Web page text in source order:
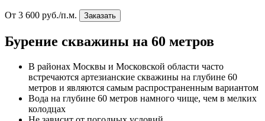
От 3 600 руб./п.м. Заказать
Бурение скважины на 60 метров
В районах Москвы и Московской области часто
встречаются артезианские скважины на глубине 60
метров и являются самым распространенным вариантом
Вода на глубине 60 метров намного чище, чем в мелких
колодцах